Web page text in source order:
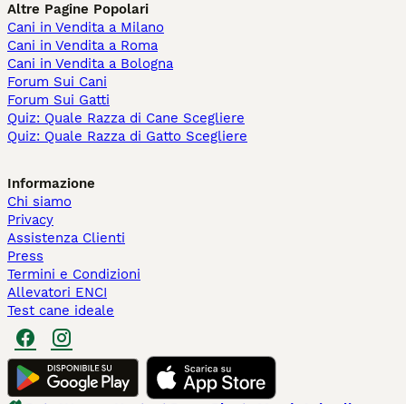
Altre Pagine Popolari
Cani in Vendita a Milano
Cani in Vendita a Roma
Cani in Vendita a Bologna
Forum Sui Cani
Forum Sui Gatti
Quiz: Quale Razza di Cane Scegliere
Quiz: Quale Razza di Gatto Scegliere
Informazione
Chi siamo
Privacy
Assistenza Clienti
Press
Termini e Condizioni
Allevatori ENCI
Test cane ideale